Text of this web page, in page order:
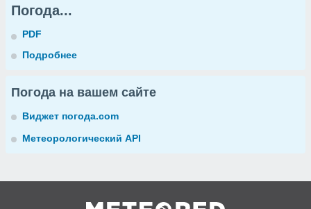
Погода...
PDF
Подробнее
Погода на вашем сайте
Виджет погода.com
Метеорологический API